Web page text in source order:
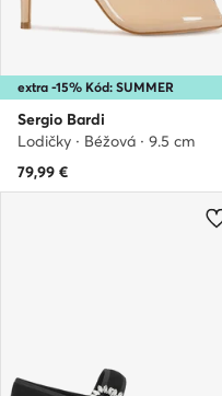
extra -15% Kód: SUMMER
Sergio Bardi
Lodičky · Béžová · 9.5 cm
79,99 €